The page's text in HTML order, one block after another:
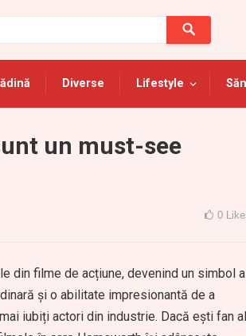
Diverse Lifestyle
un must-see
0
din filme de acțiune, devenind un simbol
și o abilitate impresionantă de a
iubiți actori din industrie. Dacă ești fan al